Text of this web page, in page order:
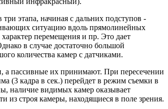
этапа, начиная с дальних подступов -
ситуацию вдоль прямолинейных
перемещения и пр. Это дает
в случае достаточно большой
количества камер с датчиками.
а пассивные их принимают. При пересечении
(3 кадра в сек.) перейдет в режим съемки в
наличие видимых камер оказывает
из строя камеры, находящиеся в поле зрения.